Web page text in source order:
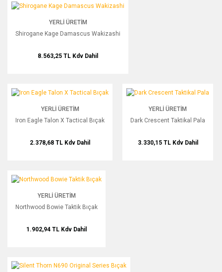
Shirogane Kage Damascus Wakizashi
YERLI ÜRETIM
Shirogane Kage Damascus Wakizashi
8.563,25 TL Kdv Dahil
Iron Eagle Talon X Tactical Bıçak
YERLI ÜRETIM
Iron Eagle Talon X Tactical Bıçak
2.378,68 TL Kdv Dahil
Dark Crescent Taktikal Pala
YERLI ÜRETIM
Dark Crescent Taktikal Pala
3.330,15 TL Kdv Dahil
Northwood Bowie Taktik Bıçak
YERLI ÜRETIM
Northwood Bowie Taktik Bıçak
1.902,94 TL Kdv Dahil
Silent Thorn N690 Original Series Bıçak